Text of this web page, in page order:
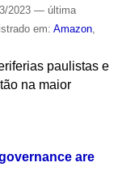
2023 — última
em: Amazon,
paulistas e
na maior
are